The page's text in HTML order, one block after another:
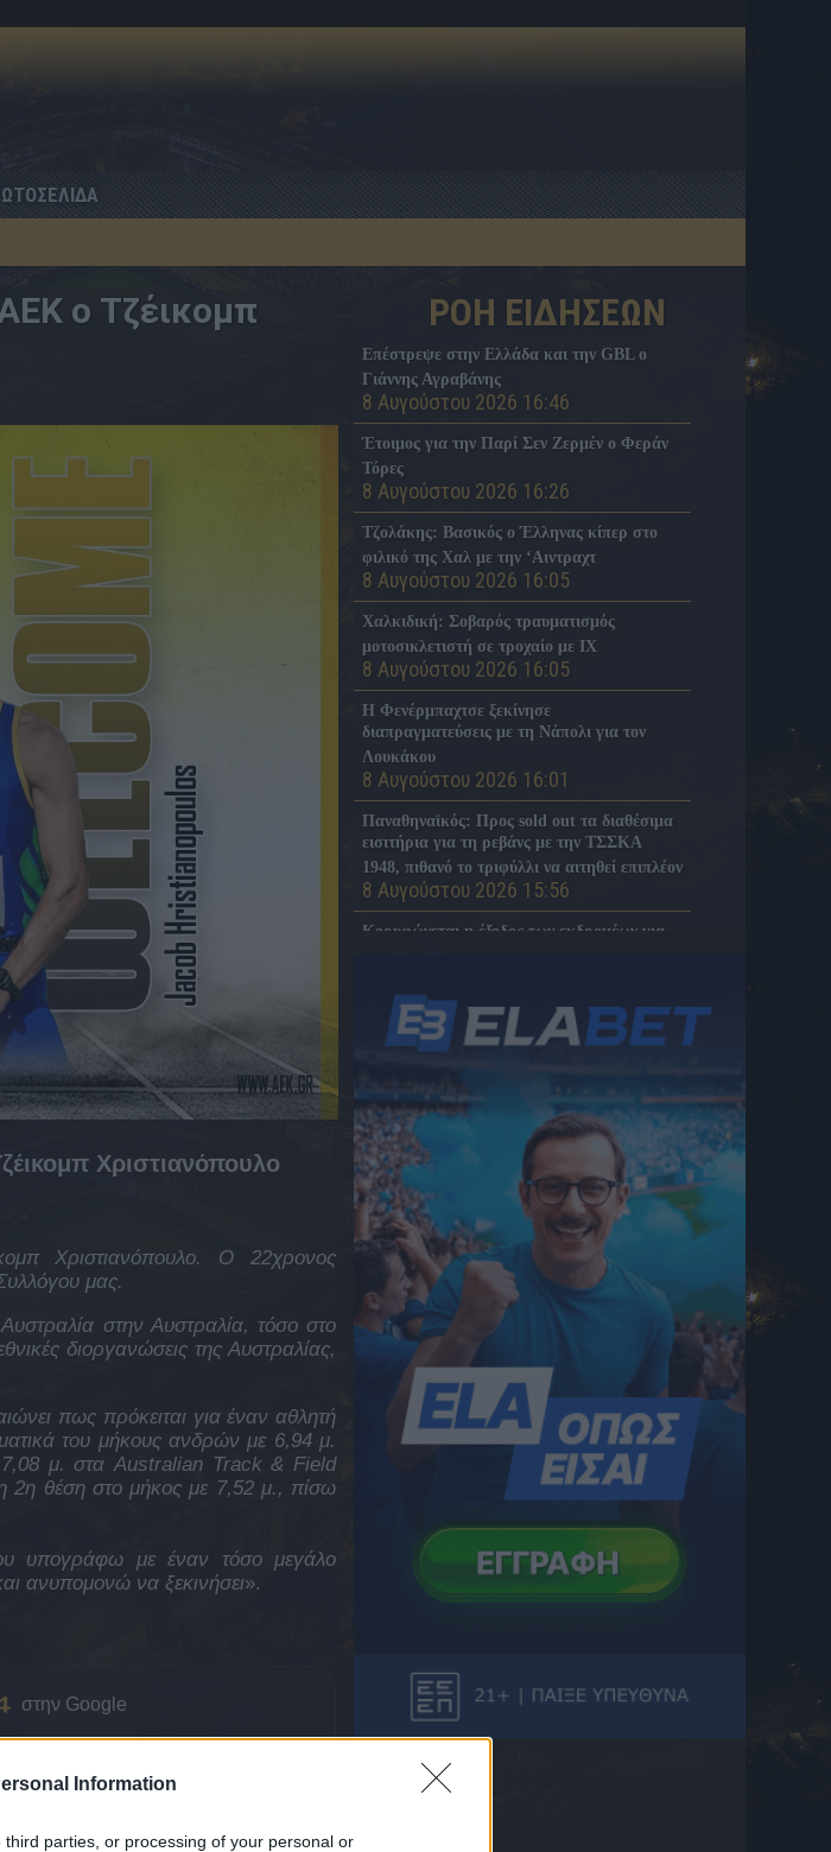
Information
parties, or processing of your personal or
ο Τζέικομπ
Χριστιανόπουλο
Χριστιανόπουλο. Ο 22χρονος
μας.
στην Αυστραλία, τόσο στο
διοργανώσεις της Αυστραλίας,
πως πρόκειται για έναν αθλητή
του μήκους ανδρών με 6,94 μ.
7,08 μ. στα Australian Track & Field
2η θέση στο μήκος με 7,52 μ., πίσω
υπογράφω με έναν τόσο μεγάλο
ανυπομονώ να ξεκινήσει».
στην Google
ΡΟΗ ΕΙΔΗΣΕΩΝ
Επέστρεψε στην Ελλάδα και την GBL ο
Γιάννης Αγραβάνης
8 Αυγούστου 2026 16:46
Έτοιμος για την Παρί Σεν Ζερμέν ο Φεράν
Τόρες
8 Αυγούστου 2026 16:26
Τζολάκης: Βασικός ο Έλληνας κίπερ στο
φιλικό της Χαλ με την ‘Αιντραχτ
8 Αυγούστου 2026 16:05
Χαλκιδική: Σοβαρός τραυματισμός
μοτοσικλετιστή σε τροχαίο με ΙΧ
8 Αυγούστου 2026 16:05
Η Φενέρμπαχτσε ξεκίνησε
διαπραγματεύσεις με τη Νάπολι για τον
Λουκάκου
8 Αυγούστου 2026 16:01
Παναθηναϊκός: Προς sold out τα διαθέσιμα
εισιτήρια για τη ρεβάνς με την ΤΣΣΚΑ
1948, πιθανό το τριφύλλι να αιτηθεί επιπλέον
8 Αυγούστου 2026 15:56
Κορυφώνεται η έξοδος των εκδρομέων για
Η ELABET ονομαστικός χορηγός της ΠΑΕ
ΒΟΛΟΣ σε μια συνεργασία- ορόσημο
Πένθος για τον Μέσι – Έφυγε από τη ζωή ο
πατέρας του
8 Αυγούστου 2026 15:34
Πέθανε ο πατέρας του Λιονέλ Μέσι, Χόρχε
8 Αυγούστου 2026 15:31
ELABET: Σούπερ Bet Builder για τη
Σαουθάμπτον και «Ενισχυμένη»
Μπέρμιγχαμ στο League Cup Αγγλίας
8 Αυγούστου 2026 15:22
Λυκαβηττός: Σε 57χρονη ανήκει η σορός
που βρέθηκε σε σπηλιά
8 Αυγούστου 2026 15:15
ELABET: Σούπερ «combo» ισορροπίας στο
Γουέστ Χαμ – Πόρστμουθ
Στο πλευρό εκείνων που βρέθηκαν
αντιμέτωποι με τις φλόγες
8 Αυγούστου 2026 15:05
Μαν. Γιουνάιτεντ – Παρί Σεν Ζερμέν
8 Αυγούστου 2026 14:54
Ο Μπρούνο Γκιμαράες στην Άρσεναλ
8 Αυγούστου 2026 14:51